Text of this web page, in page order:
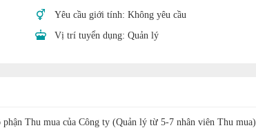
Yêu cầu giới tính: Không yêu cầu
Vị trí tuyển dụng: Quản lý
Thu mua của Công ty (Quản lý từ 5-7 nhân viên Thu mua)